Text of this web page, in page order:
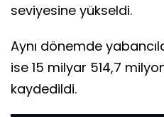
seviyesine yükseldi.
Aynı dönemde
ise 15 milyar 514,7
kaydedildi.